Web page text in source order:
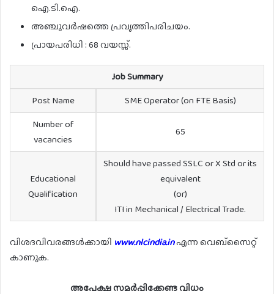
ഐ.ടി.ഐ.
അഞ്ചുവർഷത്തെ പ്രവൃത്തിപരിചയം.
പ്രായപരിധി : 68 വയസ്സ്.
Job Summary
Post Name
SME Operator (on FTE Basis)
Number of
vacancies
65
Educational
Qualification
Should have passed SSLC or X Std or its
equivalent
(or)
ITI in Mechanical / Electrical Trade.
വിശദവിവരങ്ങൾക്കായി www.nlcindia.inഎന്ന വെബ്സൈറ്റ്
കാണുക.
അപേക്ഷ സമർപ്പിക്കേണ്ട വിധം